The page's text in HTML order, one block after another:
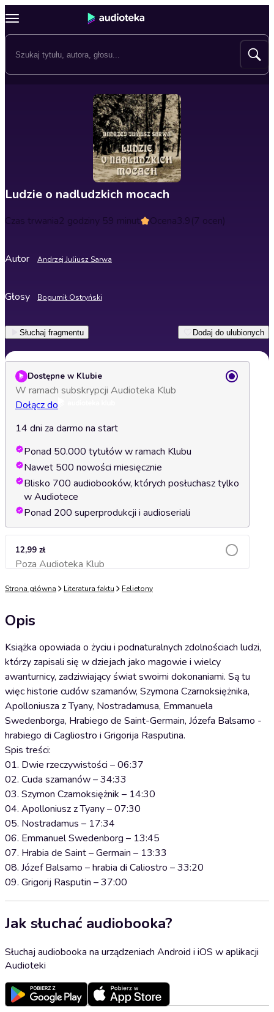
Ludzie o nadludzkich mocach
Czas trwania2 godziny 59 minut Ocena3.9(7 ocen)
Autor Andrzej Juliusz Sarwa
Głosy Bogumił Ostryński
Słuchaj fragmentu Dodaj do ulubionych
Dostępne w Klubie
W ramach subskrypcji Audioteka Klub
Dołącz do
14 dni za darmo na start
Ponad 50.000 tytułów w ramach Klubu
Nawet 500 nowości miesięcznie
Blisko 700 audiobooków, których posłuchasz tylko
w Audiotece
Ponad 200 superprodukcji i audioseriali
12,99 zł
Poza Audioteka KlubDodaj do koszyka
Strona główna Literatura faktu Felietony
Opis
Książka opowiada o życiu i podnaturalnych zdolnościach ludzi,
którzy zapisali się w dziejach jako magowie i wielcy
awanturnicy, zadziwiający świat swoimi dokonaniami. Są tu
więc historie cudów szamanów, Szymona Czarnoksiężnika,
Apolloniusza z Tyany, Nostradamusa, Emmanuela
Swedenborga, Hrabiego de Saint-Germain, Józefa Balsamo -
hrabiego di Cagliostro i Grigorija Rasputina.
Spis treści:
01. Dwie rzeczywistości – 06:37
02. Cuda szamanów – 34:33
03. Szymon Czarnoksiężnik – 14:30
04. Apolloniusz z Tyany – 07:30
05. Nostradamus – 17:34
06. Emmanuel Swedenborg – 13:45
07. Hrabia de Saint – Germain – 13:33
08. Józef Balsamo – hrabia di Caliostro – 33:20
09. Grigorij Rasputin – 37:00
Jak słuchać audiobooka?
Słuchaj audiobooka na urządzeniach Android i iOS w aplikacji
Audioteki